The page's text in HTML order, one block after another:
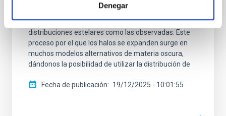
Denegar
formar un centro de densidad constante, las estrellas
también se desplazan hacia afuera, produciendo
distribuciones estelares como las observadas. Este
proceso por el que los halos se expanden surge en
muchos modelos alternativos de materia oscura,
dándonos la posibilidad de utilizar la distribución de
Fecha de publicación 19/12/2025 - 10:01:55